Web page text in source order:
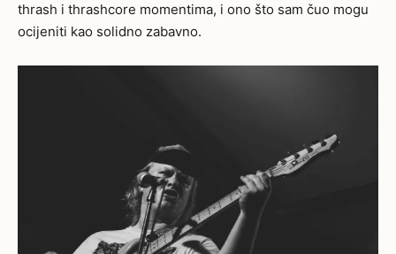
thrash i thrashcore momentima, i ono što sam čuo mogu
ocijeniti kao solidno zabavno.